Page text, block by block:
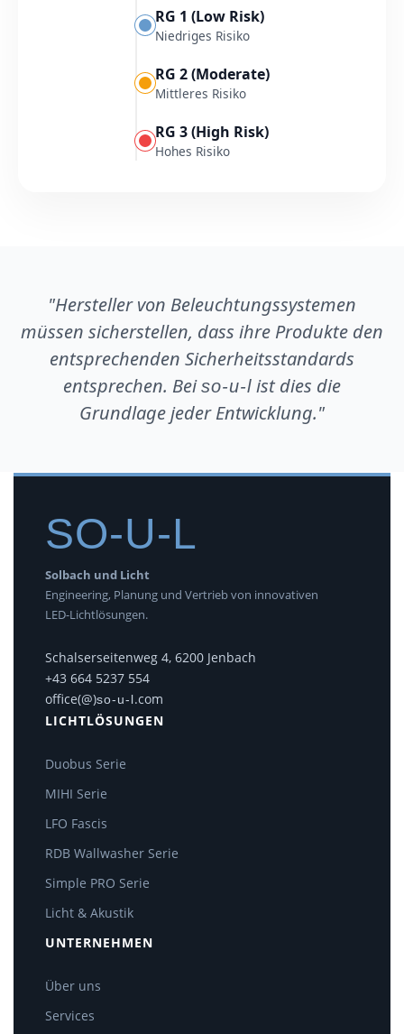
RG 1 (Low Risk)
Niedriges Risiko
RG 2 (Moderate)
Mittleres Risiko
RG 3 (High Risk)
Hohes Risiko
"Hersteller von Beleuchtungssystemen
müssen sicherstellen, dass ihre Produkte den
entsprechenden Sicherheitsstandards
entsprechen. Beiso-u-l ist dies die
Grundlage jeder Entwicklung."
SO-U-L
Solbach und Licht
Engineering, Planung und Vertrieb von innovativen
LED-Lichtlösungen.
Schalserseitenweg 4, 6200 Jenbach
+43 664 5237 554
office(@)so-u-l.com
LICHTLÖSUNGEN
Duobus Serie
MIHI Serie
LFO Fascis
RDB Wallwasher Serie
Simple PRO Serie
Licht & Akustik
UNTERNEHMEN
Über uns
Services